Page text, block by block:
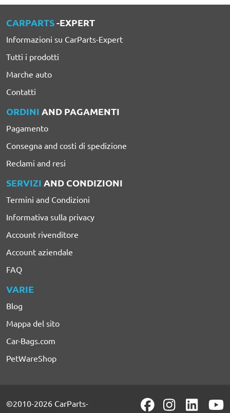
CARPARTS-EXPERT
Informazioni su CarParts-Expert
Tutti i prodotti
Marche auto
Contatti
ORDINI AND PAGAMENTI
Pagamento
Consegna and costi di spedizione
Reclami and resi
SERVIZI AND CONDIZIONI
Termini and Condizioni
Informativa sulla privacy
Account rivenditore
Account aziendale
FAQ
VARIE
Blog
Mappa del sito
Car-Bags.com
PetWareShop
©2010-2026 CarParts-